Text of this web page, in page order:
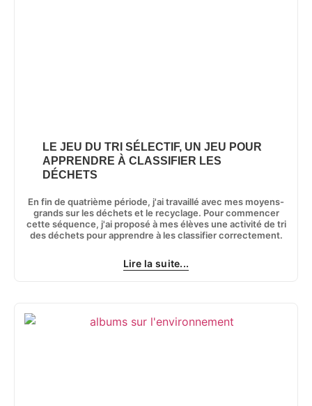
LE JEU DU TRI SÉLECTIF, UN JEU POUR
APPRENDRE À CLASSIFIER LES
DÉCHETS
En fin de quatrième période, j'ai travaillé avec mes moyens-
grands sur les déchets et le recyclage. Pour commencer
cette séquence, j'ai proposé à mes élèves une activité de tri
des déchets pour apprendre à les classifier correctement.
Lire la suite...